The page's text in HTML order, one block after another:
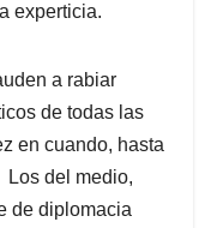
experticia.
a rabiar
de todas las
en cuando, hasta
Los del medio,
de diplomacia